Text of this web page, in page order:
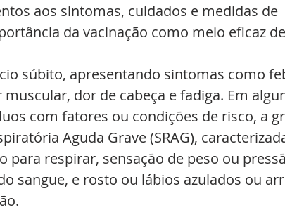
aos sintomas, cuidados e medidas de
da vacinação como meio eficaz
súbito, apresentando sintomas como
dor de cabeça e fadiga. Em
com fatores ou condições de risco, a
Aguda Grave (SRAG),
para respirar, sensação de peso ou
sangue, e rosto ou lábios azulados ou